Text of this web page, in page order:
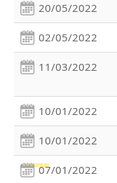
20/05/2022
02/05/2022
11/03/2022
10/01/2022
10/01/2022
07/01/2022